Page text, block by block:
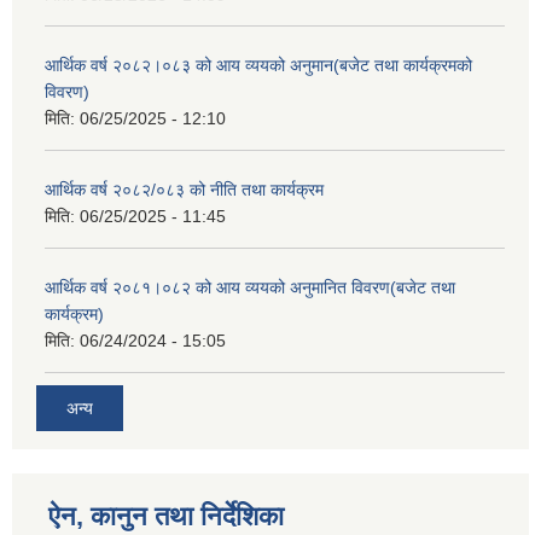
आर्थिक वर्ष २०८२।०८३ को आय व्ययको अनुमान(बजेट तथा कार्यक्रमको
विवरण)
मिति: 06/25/2025 - 12:10
आर्थिक वर्ष २०८२/०८३ को नीति तथा कार्यक्रम
मिति: 06/25/2025 - 11:45
आर्थिक वर्ष २०८१।०८२ को आय व्ययको अनुमानित विवरण(बजेट तथा
कार्यक्रम)
मिति: 06/24/2024 - 15:05
अन्य
ऐन, कानुन तथा निर्देशिका